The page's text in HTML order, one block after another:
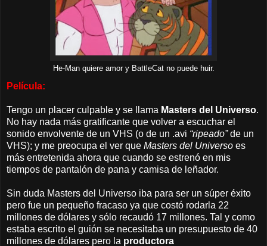
He-Man quiere amor y BattleCat no puede huir.
Película:
Tengo un placer culpable y se llama Masters del Universo.
No hay nada más gratificante que volver a escuchar el
sonido envolvente de un VHS (o de un .avi “ripeado”de un
VHS); y me preocupa el ver que Masters del Universo es
más entretenida ahora que cuando se estrenó en mis
tiempos de pantalón de pana y camisa de leñador.
Sin duda Masters del Universo iba para ser un súper éxito
pero fue un pequeño fracaso ya que costó rodarla 22
millones de dólares y sólo recaudó 17 millones. Tal y como
estaba escrito el guión se necesitaba un presupuesto de 40
millones de dólares pero la productora